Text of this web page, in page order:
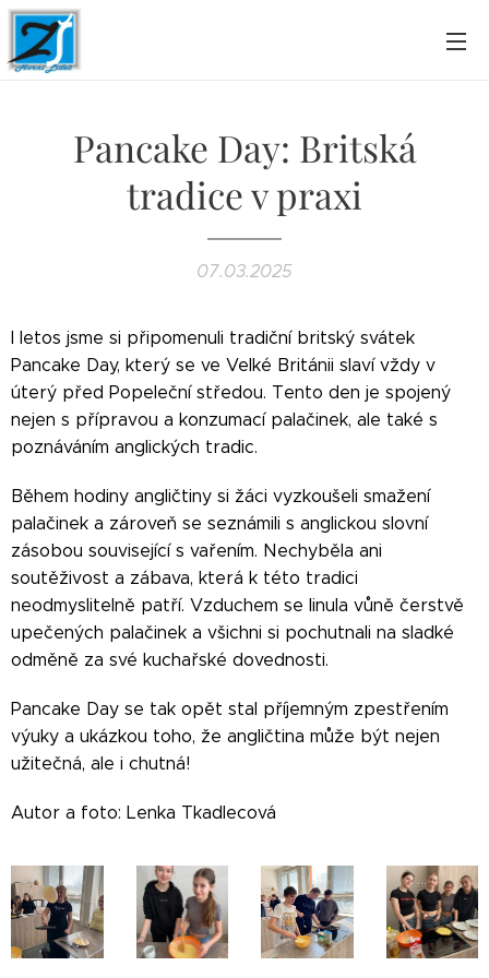
Pancake Day: Britská
tradice v praxi
07.03.2025
I letos jsme si připomenuli tradiční britský svátek
Pancake Day, který se ve Velké Británii slaví vždy v
úterý před Popeleční středou. Tento den je spojený
nejen s přípravou a konzumací palačinek, ale také s
poznáváním anglických tradic.
Během hodiny angličtiny si žáci vyzkoušeli smažení
palačinek a zároveň se seznámili s anglickou slovní
zásobou související s vařením. Nechyběla ani
soutěživost a zábava, která k této tradici
neodmyslitelně patří. Vzduchem se linula vůně čerstvě
upečených palačinek a všichni si pochutnali na sladké
odměně za své kuchařské dovednosti.
Pancake Day se tak opět stal příjemným zpestřením
výuky a ukázkou toho, že angličtina může být nejen
užitečná, ale i chutná!
Autor a foto: Lenka Tkadlecová